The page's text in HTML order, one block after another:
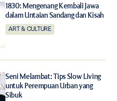
1830: Mengenang Kembali Jawa
dalam Untaian Sandang dan Kisah
ART & CULTURE
Seni Melambat: Tips Slow Living
untuk Perempuan Urban yang
Sibuk